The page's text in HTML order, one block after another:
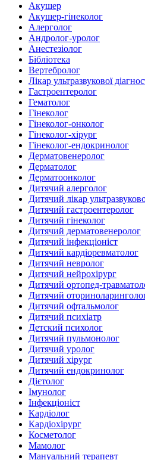
Акушер
Акушер-гінеколог
Алерголог
Андролог-уролог
Анестезіолог
Бібліотека
Вертебролог
Лікар ультразвукової
Гастроентеролог
Гематолог
Гінеколог
Гінеколог-онколог
Гінеколог-хірург
Гінеколог-ендокринолог
Дерматовенеролог
Дерматолог
Дерматоонколог
Дитячий алерголог
Дитячий лікар
Дитячий гастроентеролог
Дитячий гінеколог
Дитячий дерматовенеролог
Дитячий інфекціоніст
Дитячий кардіоревматолог
Дитячий невролог
Дитячий нейрохірург
Дитячий ортопед-
Дитячий
Дитячий офтальмолог
Дитячий психіатр
Детский психолог
Дитячий пульмонолог
Дитячий уролог
Дитячий хірург
Дитячий ендокринолог
Дієтолог
Імунолог
Інфекціоніст
Кардіолог
Кардіохірург
Косметолог
Мамолог
Мануальний терапевт